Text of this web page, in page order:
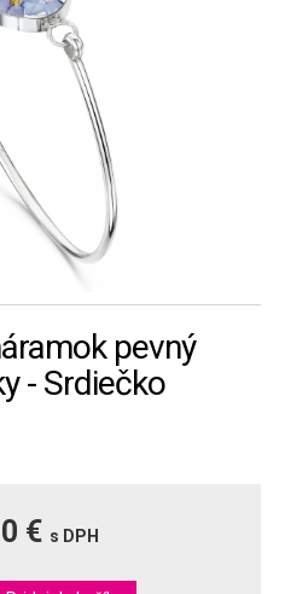
pevný
- Srdiečko
€ s DPH